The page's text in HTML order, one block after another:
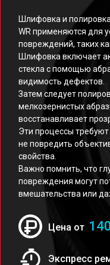
Шлифовка и
WR применяются для
повреждений, таких
Шлифовка включает
стекла с помощью
видимость дефектов.
Затем следует
мелкозернистых
восстанавливает
Эти процессы
не повредить
свойства.
Важно помнить, что
повреждения могут
вмешательства или
Цена от
Экспресс